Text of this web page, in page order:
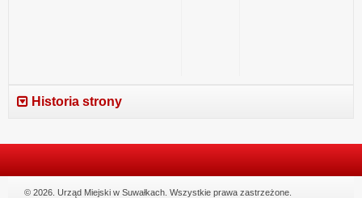
Historia strony
© 2026. Urząd Miejski w Suwałkach. Wszystkie prawa zastrzeżone.